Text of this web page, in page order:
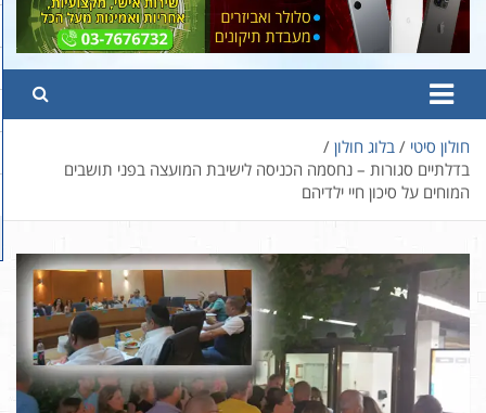
חולון סיטי
בלוג חולון
בדלתיים סגורות – נחסמה הכניסה לישיבת המועצה בפני תושבים
המוחים על סיכון חיי ילדיהם